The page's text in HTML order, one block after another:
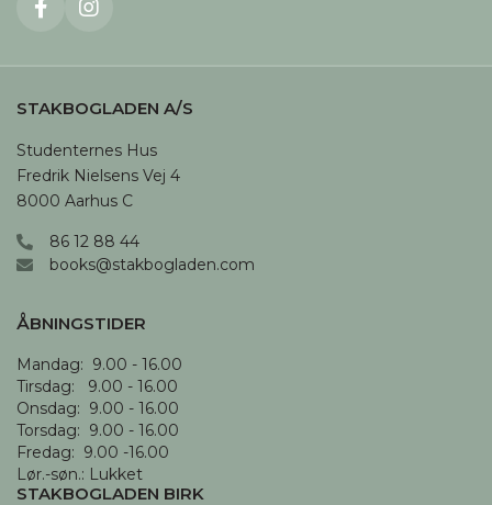
STAKBOGLADEN A/S
Studenternes Hus
Fredrik Nielsens Vej 4
8000 Aarhus C
86 12 88 44
books@stakbogladen.com
ÅBNINGSTIDER
Mandag:  9.00 - 16.00
Tirsdag:   9.00 - 16.00
Onsdag:  9.00 - 16.00
Torsdag:  9.00 - 16.00
Fredag:  9.00 -16.00
Lør.-søn.: Lukket
STAKBOGLADEN BIRK